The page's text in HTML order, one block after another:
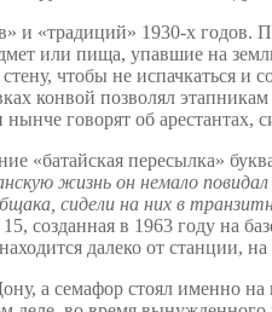
и «традиций» 1930-х
или пища, упавшие на
чтобы не испачкаться и
конвой позволял
нынче говорят об арестантах,
пересылка»
жизнь он немало
сидели на них в
созданная в 1963 году на
далеко от станции,
а семафор стоял именно на